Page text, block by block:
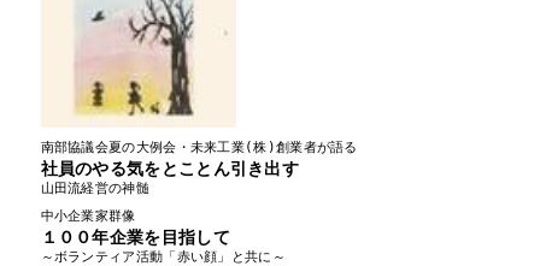
南部協議会夏の大例会・未来工業(株)創業者が語る
社員のやる気をとことん引き出す
山田流経営の神髄
中小企業家群像
１００年企業を目指して
～ボランティア活動「赤い顔」と共に～